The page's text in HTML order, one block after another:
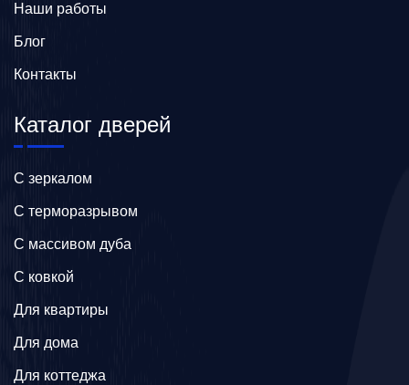
Наши работы
Блог
Контакты
Каталог дверей
C зеркалом
C терморазрывом
C массивом дуба
C ковкой
Для квартиры
Для дома
Для коттеджа